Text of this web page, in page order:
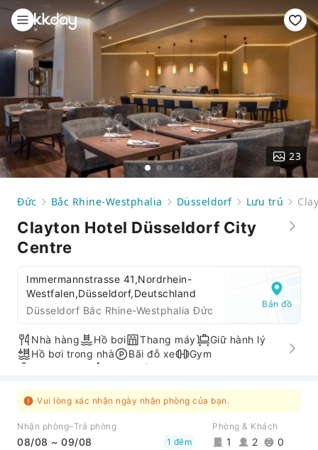
23
Đức Bắc Rhine-Westphalia Düsseldorf Lưu trú
Clayton Hotel Düsseldorf City
Centre
Immermannstrasse 41,Nordrhein-
Westfalen,Düsseldorf,Deutschland
Düsseldorf Bắc Rhine-Westphalia Đức
Bản đồ
Nhà hàng Hồ bơi Thang máy
Giữ hành lý
Hồ bơi trong nhà
Bãi đỗ xe
Gym
Nhận/trả phòng nhanh
Vui lòng xác nhận ngày nhận phòng của bạn.
Nhận phòng–Trả phòng
08/08 ~ 09/08 1 đêm
Phòng & Khách
1 2 0